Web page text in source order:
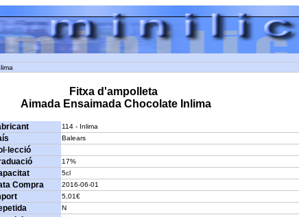
Fitxa d'ampolleta
Aimada Ensaimada Chocolate Inlima
114 - Inlima
Balears
17%
5cl
Compra 2016-06-01
5,01€
N